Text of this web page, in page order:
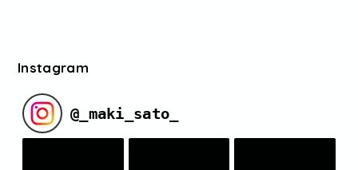
Instagram
@ _maki_sato_